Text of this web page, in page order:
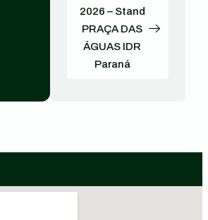
2026 – Stand
PRAÇA DAS
ÁGUAS IDR
Paraná